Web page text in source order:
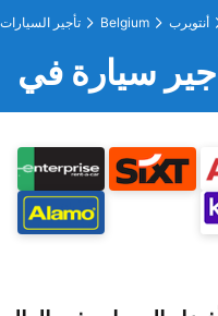
تأجير السيارات Belgium أنتويرب